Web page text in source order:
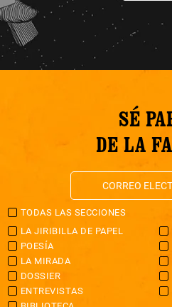
SÉ
DE LA
TODAS LAS SECCIONES
LA JIRIBILLA DE PAPEL
POESÍA
LA MIRADA
DOSSIER
ENTREVISTAS